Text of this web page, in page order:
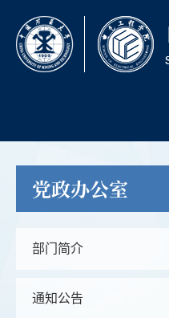
党政办公室
部门简介
通知公告